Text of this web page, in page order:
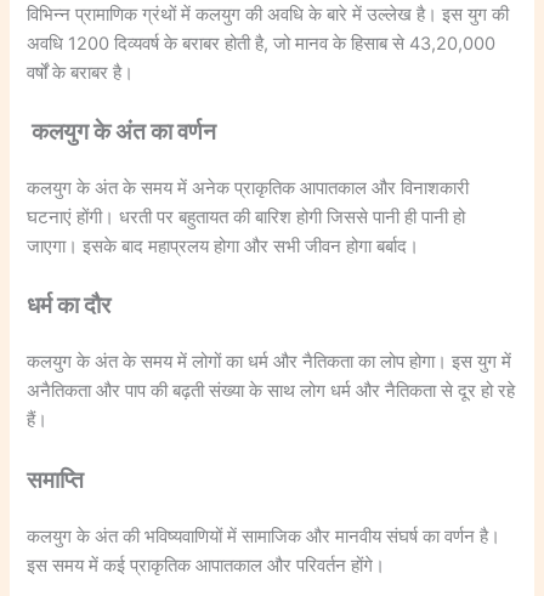
विभिन्न प्रामाणिक ग्रंथों में कलयुग की अवधि के बारे में उल्लेख है। इस युग की
अवधि 1200 दिव्यवर्ष के बराबर होती है, जो मानव के हिसाब से 43,20,000
वर्षों के बराबर है।
कलयुग के अंत का वर्णन
कलयुग के अंत के समय में अनेक प्राकृतिक आपातकाल और विनाशकारी
घटनाएं होंगी। धरती पर बहुतायत की बारिश होगी जिससे पानी ही पानी हो
जाएगा। इसके बाद महाप्रलय होगा और सभी जीवन होगा बर्बाद।
धर्म का दौर
कलयुग के अंत के समय में लोगों का धर्म और नैतिकता का लोप होगा। इस युग में
अनैतिकता और पाप की बढ़ती संख्या के साथ लोग धर्म और नैतिकता से दूर हो रहे
हैं।
समाप्ति
कलयुग के अंत की भविष्यवाणियों में सामाजिक और मानवीय संघर्ष का वर्णन है।
इस समय में कई प्राकृतिक आपातकाल और परिवर्तन होंगे।